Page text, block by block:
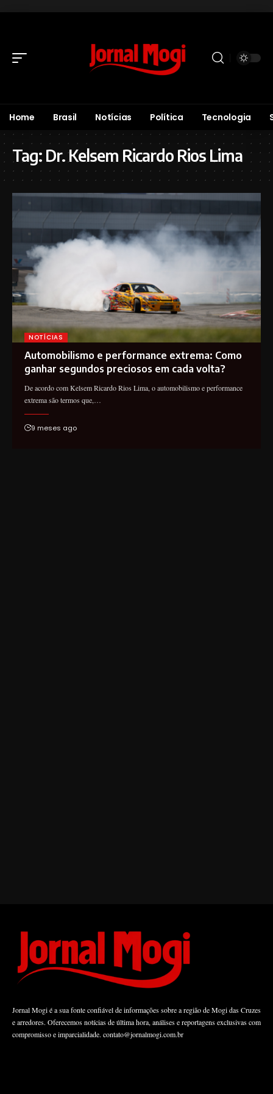
Home Brasil Notícias Política Tecnologia
Tag: Dr. Kelsem Ricardo Rios Lima
NOTÍCIAS
Automobilismo e performance extrema: Como
ganhar segundos preciosos em cada volta?
De acordo com Kelsem Ricardo Rios Lima, o automobilismo e performance
extrema são termos que,…
9 meses ago
Jornal Mogi é a sua fonte confiável de informações sobre a região de Mogi das Cruzes
e arredores. Oferecemos notícias de última hora, análises e reportagens exclusivas com
compromisso e imparcialidade. contato@jornalmogi.com.br